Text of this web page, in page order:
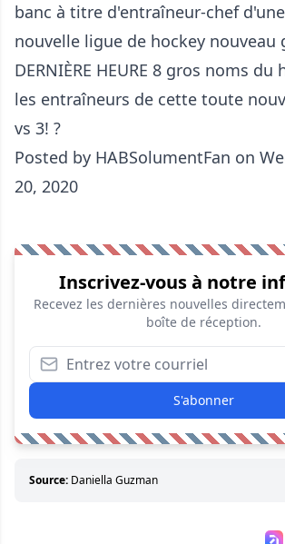
banc à titre d'entraîneur-chef
nouvelle ligue de hockey nouveau
DERNIÈRE HEURE 8 gros noms
les entraîneurs de cette toute
vs 3! ?
Posted by HABSolumentFan on
20, 2020
Inscrivez-vous à notre
Recevez les dernières nouvelles
boîte de réception.
S'abonner
Source: Daniella Guzman